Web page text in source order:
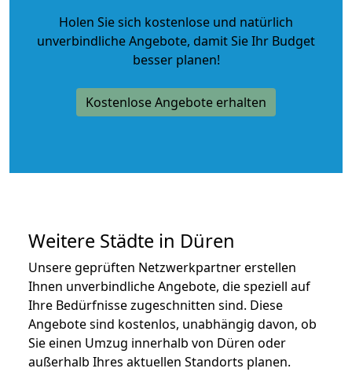
Holen Sie sich kostenlose und natürlich
unverbindliche Angebote, damit Sie Ihr Budget
besser planen!
Kostenlose Angebote erhalten
Weitere Städte in Düren
Unsere geprüften Netzwerkpartner erstellen
Ihnen unverbindliche Angebote, die speziell auf
Ihre Bedürfnisse zugeschnitten sind. Diese
Angebote sind kostenlos, unabhängig davon, ob
Sie einen Umzug innerhalb von Düren oder
außerhalb Ihres aktuellen Standorts planen.